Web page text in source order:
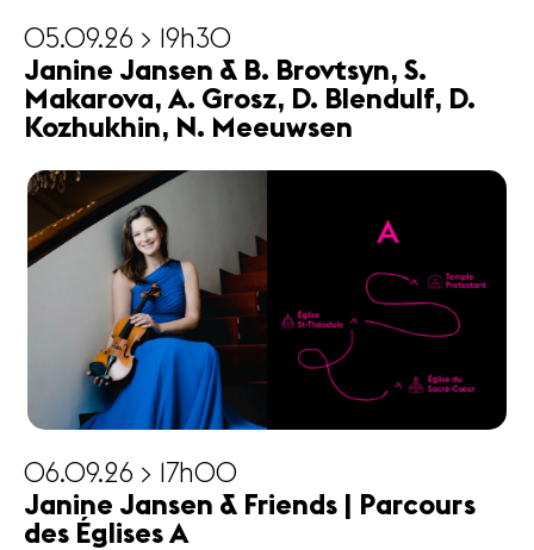
05.09.26 > 19h30
Janine Jansen & B. Brovtsyn, S.
Makarova, A. Grosz, D. Blendulf, D.
Kozhukhin, N. Meeuwsen
06.09.26 > 17h00
Janine Jansen & Friends | Parcours
des Églises A